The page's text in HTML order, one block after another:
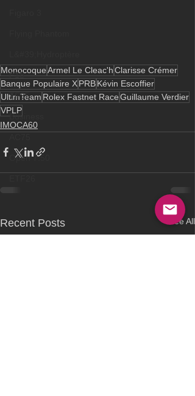
F18
TF35
Business
Open 7.50
MonocoqueArmel Le Cleac'hClarisse Crémer
Banque Populaire XPRBKévin Escoffier
UltimTeam Rolex Fastnet RaceGuillaume Verdier
VPLP
IMOCA60
Recent Posts See All